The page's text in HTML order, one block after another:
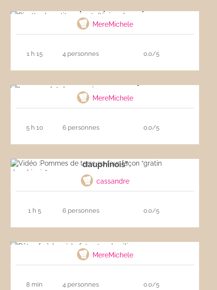
MereMichele
1 h 15 4 personnes 0.0/5
MereMichele
5 h 10 6 personnes 0.0/5
dauphinois”
cassandre
1 h 5 6 personnes 0.0/5
MereMichele
8 min 4 personnes 0.0/5